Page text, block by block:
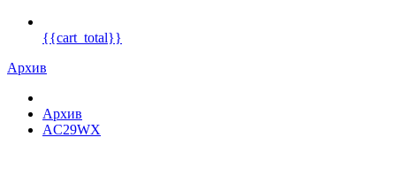
{{cart_total}}
Архив
Архив
AC29WX